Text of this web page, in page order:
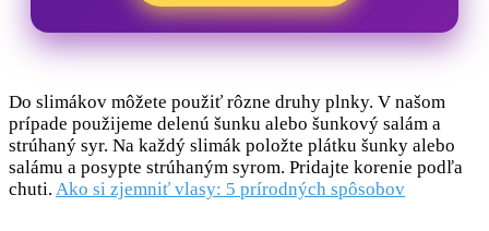
Do slimákov môžete použiť rôzne druhy plnky. V našom
prípade použijeme delenú šunku alebo šunkový salám a
strúhaný syr. Na každý slimák položte plátku šunky alebo
salámu a posypte strúhaným syrom. Pridajte korenie podľa
chuti. Ako si zjemniť vlasy: 5 prírodných spôsobov